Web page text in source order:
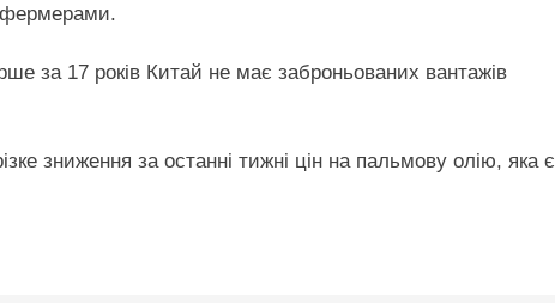
фермерами.
за 17 років Китай не має заброньованих вантажів
зниження за останні тижні цін на пальмову олію, яка є